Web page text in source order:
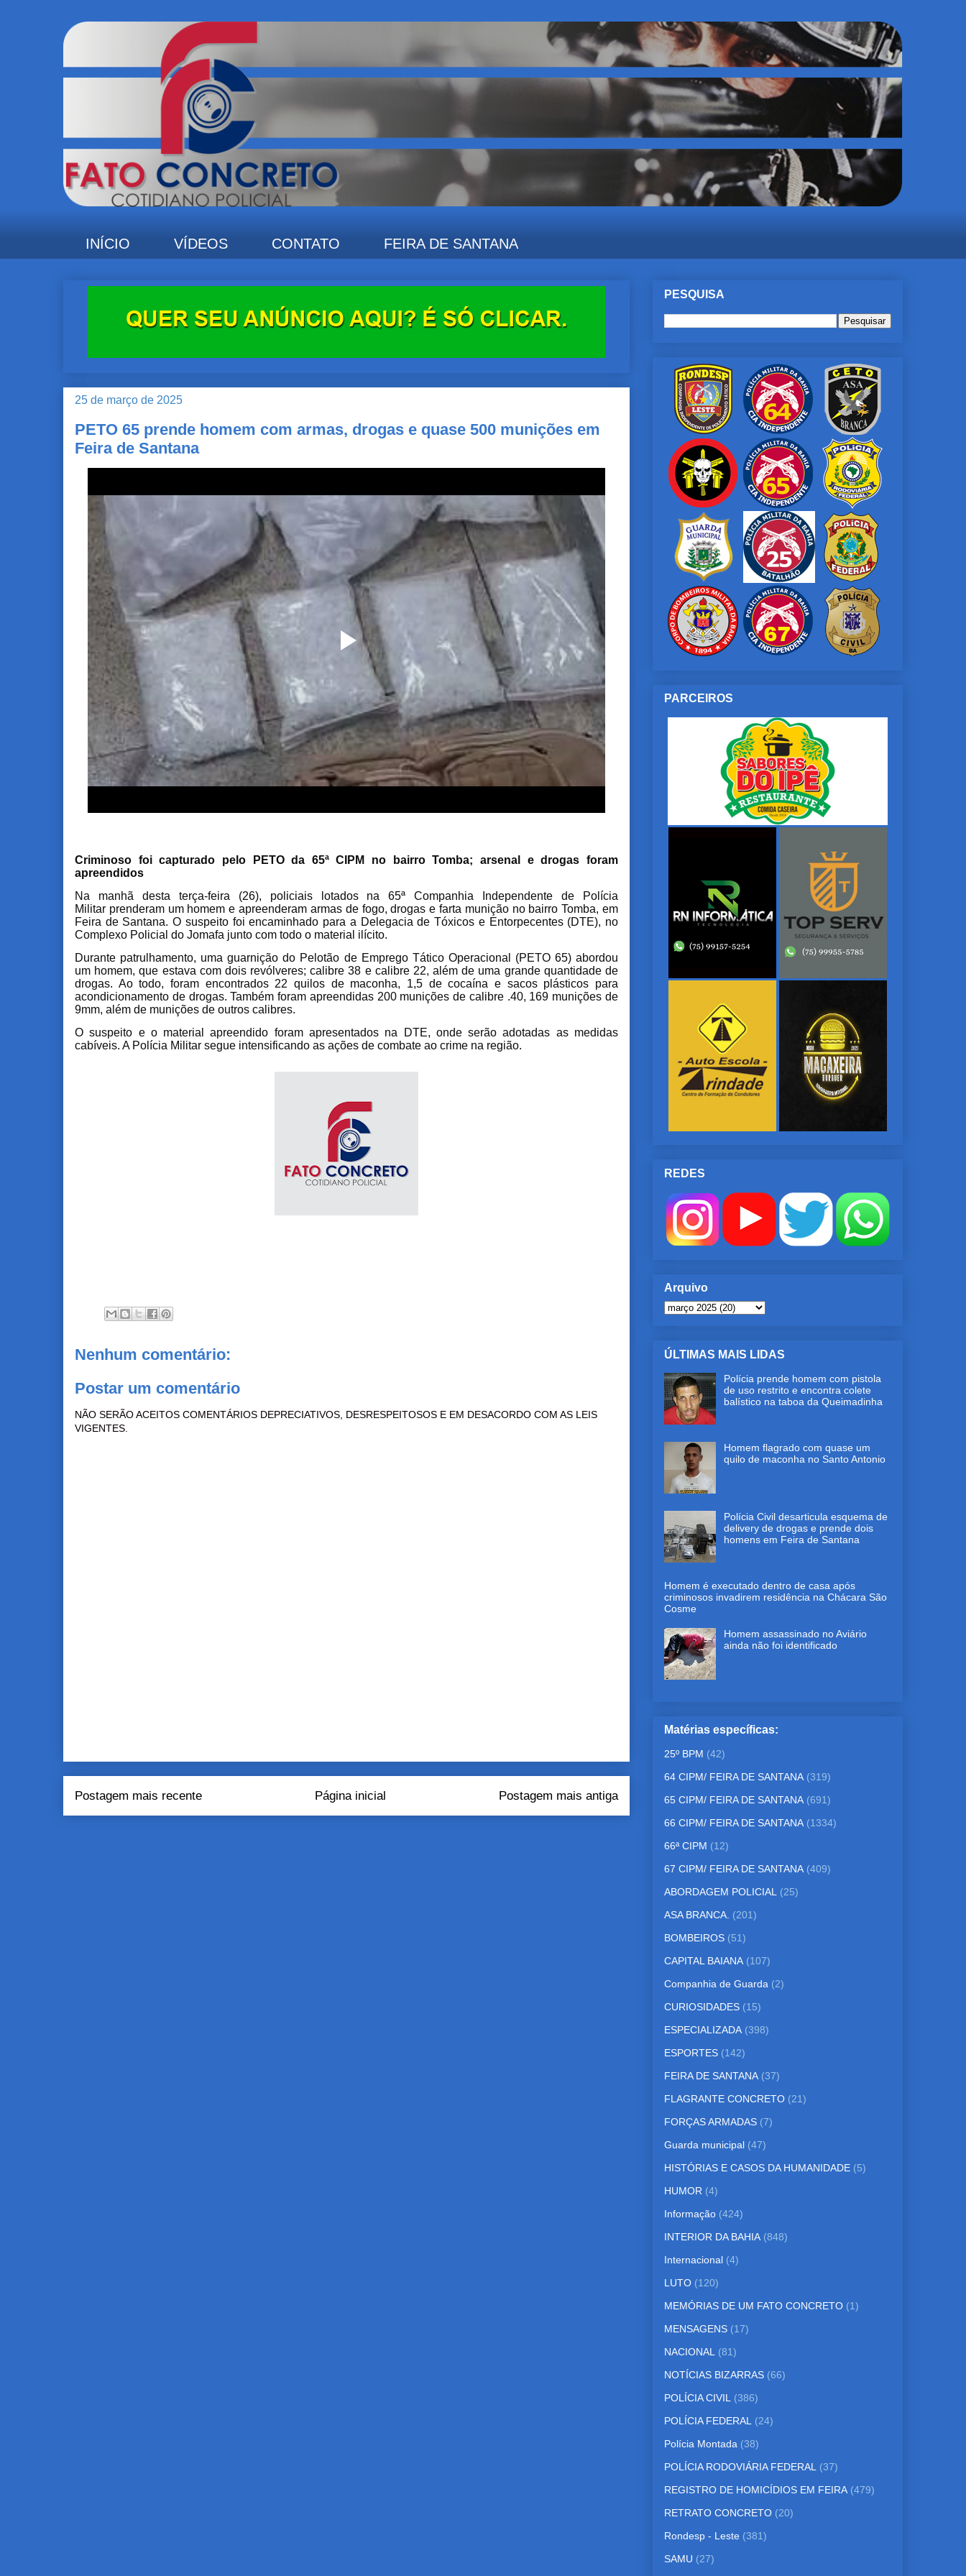
INÍCIO VÍDEOS CONTATO FEIRA DE SANTANA
25 de março de 2025
PETO 65 prende homem com armas, drogas e quase 500 munições em
Feira de Santana
Criminoso foi capturado pelo PETO da 65ª CIPM no bairro Tomba; arsenal e drogas foram
apreendidos
Na manhã desta terça-feira (26), policiais lotados na 65ª Companhia Independente de Polícia
Militar prenderam um homem e apreenderam armas de fogo, drogas e farta munição no bairro Tomba, em
Feira de Santana. O suspeito foi encaminhado para a Delegacia de Tóxicos e Entorpecentes (DTE), no
Complexo Policial do Jomafa junto com todo o material ilícito.
Durante patrulhamento, uma guarnição do Pelotão de Emprego Tático Operacional (PETO 65) abordou
um homem, que estava com dois revólveres; calibre 38 e calibre 22, além de uma grande quantidade de
drogas. Ao todo, foram encontrados 22 quilos de maconha, 1,5 de cocaína e sacos plásticos para
acondicionamento de drogas. Também foram apreendidas 200 munições de calibre .40, 169 munições de
9mm, além de munições de outros calibres.
O suspeito e o material apreendido foram apresentados na DTE, onde serão adotadas as medidas
cabíveis. A Polícia Militar segue intensificando as ações de combate ao crime na região.
Nenhum comentário:
Postar um comentário
NÃO SERÃO ACEITOS COMENTÁRIOS DEPRECIATIVOS, DESRESPEITOSOS E EM DESACORDO COM AS LEIS
VIGENTES.
Postagem mais recente Postagem mais antiga
Página inicial
PESQUISA
PARCEIROS
REDES
Arquivo
ÚLTIMAS MAIS LIDAS
Polícia prende homem com pistola
de uso restrito e encontra colete
balístico na taboa da Queimadinha
Homem flagrado com quase um
quilo de maconha no Santo Antonio
Polícia Civil desarticula esquema de
delivery de drogas e prende dois
homens em Feira de Santana
Homem é executado dentro de casa após
criminosos invadirem residência na Chácara São
Cosme
Homem assassinado no Aviário
ainda não foi identificado
Matérias específicas:
25º BPM (42)
64 CIPM/ FEIRA DE SANTANA (319)
65 CIPM/ FEIRA DE SANTANA (691)
66 CIPM/ FEIRA DE SANTANA (1334)
66ª CIPM (12)
67 CIPM/ FEIRA DE SANTANA (409)
ABORDAGEM POLICIAL (25)
ASA BRANCA. (201)
BOMBEIROS (51)
CAPITAL BAIANA (107)
Companhia de Guarda (2)
CURIOSIDADES (15)
ESPECIALIZADA (398)
ESPORTES (142)
FEIRA DE SANTANA (37)
FLAGRANTE CONCRETO (21)
FORÇAS ARMADAS (7)
Guarda municipal (47)
HISTÓRIAS E CASOS DA HUMANIDADE (5)
HUMOR (4)
Informação (424)
INTERIOR DA BAHIA (848)
Internacional (4)
LUTO (120)
MEMÓRIAS DE UM FATO CONCRETO (1)
MENSAGENS (17)
NACIONAL (81)
NOTÍCIAS BIZARRAS (66)
POLÍCIA CIVIL (386)
POLÍCIA FEDERAL (24)
Polícia Montada (38)
POLÍCIA RODOVIÁRIA FEDERAL (37)
REGISTRO DE HOMICÍDIOS EM FEIRA (479)
RETRATO CONCRETO (20)
Rondesp - Leste (381)
SAMU (27)